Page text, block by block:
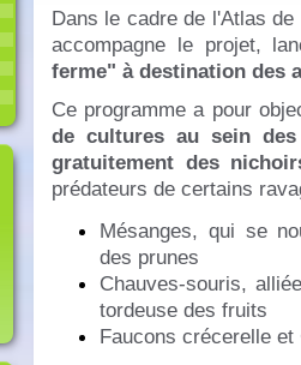
Dans le cadre de l'Atlas
accompagne le projet,
ferme" à destination des
Ce programme a pour
de cultures au sein
gratuitement des
prédateurs de certains
Mésanges, qui se
des prunes
Chauves-souris,
tordeuse des fruits
Faucons crécerelle